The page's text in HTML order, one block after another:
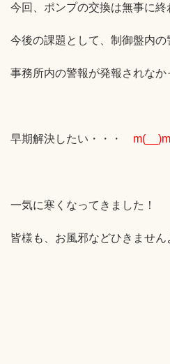
今回、ポンプの交換は無事に終
今後の課題として、制御盤内
事務所内の警報が発報されな
早期解決したい・・・ m(__)m
一気に寒くなってきました！
皆様も、お風邪などひきません